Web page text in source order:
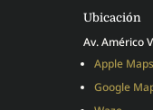
Ubicación
Av. Américo
Apple Maps
Google